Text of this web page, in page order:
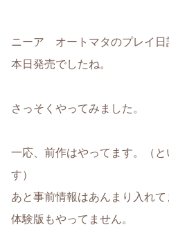
ニーア オートマタのプレイ日
本日発売でしたね。
さっそくやってみました。
一応、前作はやってます。（
す）
あと事前情報はあんまり入れて
体験版もやってません。